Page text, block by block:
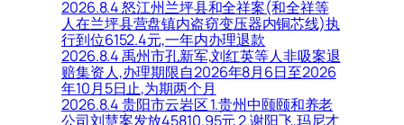
2026.8.4 怒江州兰坪县和全祥案(和全祥等
人在兰坪县营盘镇内盗窃变压器内铜芯线)执
行到位6152.4元,一年内办理退款
2026.8.4 禹州市孔新军,刘红英等人非吸案退
赔集资人,办理期限自2026年8月6日至2026
年10月5日止,为期两个月
2026.8.4 贵阳市云岩区 1.贵州中颐颐和养老
公司刘慧案发放45810.95元 2.谢阳飞,玛尼才